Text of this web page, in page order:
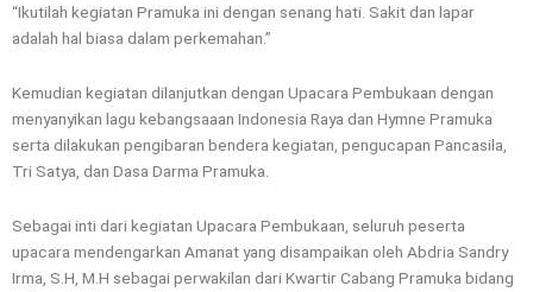
“Ikutilah kegiatan Pramuka ini dengan senang hati. Sakit dan lapar
adalah hal biasa dalam perkemahan.”
Kemudian kegiatan dilanjutkan dengan Upacara Pembukaan dengan
menyanyikan lagu kebangsaaan Indonesia Raya dan Hymne Pramuka
serta dilakukan pengibaran bendera kegiatan, pengucapan Pancasila,
Tri Satya, dan Dasa Darma Pramuka.
Sebagai inti dari kegiatan Upacara Pembukaan, seluruh peserta
upacara mendengarkan Amanat yang disampaikan oleh Abdria Sandry
Irma, S.H, M.H sebagai perwakilan dari Kwartir Cabang Pramuka bidang